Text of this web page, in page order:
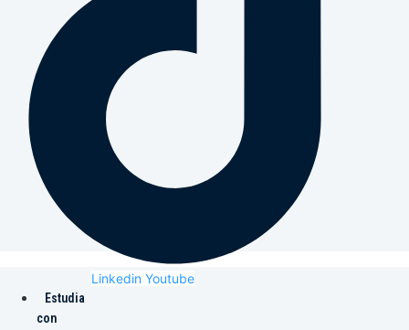
Linkedin Youtube
Estudia
con